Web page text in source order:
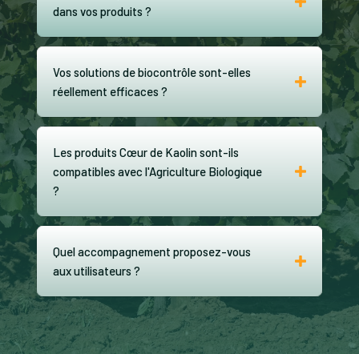
dans vos produits ?
Vos solutions de biocontrôle sont-elles
réellement efficaces ?
Les produits Cœur de Kaolin sont-ils
compatibles avec l'Agriculture Biologique
?
Quel accompagnement proposez-vous
aux utilisateurs ?